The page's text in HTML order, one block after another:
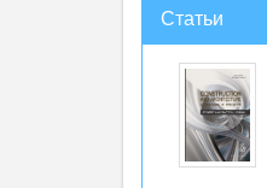
Статьи